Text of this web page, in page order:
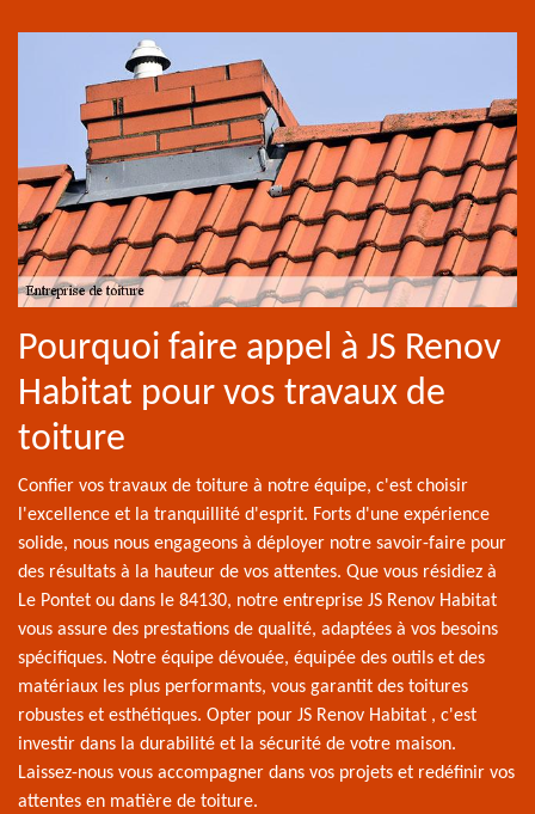
Pourquoi faire appel à JS Renov
Habitat pour vos travaux de
toiture
Confier vos travaux de toiture à notre équipe, c'est choisir
l'excellence et la tranquillité d'esprit. Forts d'une expérience
solide, nous nous engageons à déployer notre savoir-faire pour
des résultats à la hauteur de vos attentes. Que vous résidiez à
Le Pontet ou dans le 84130, notre entreprise JS Renov Habitat
vous assure des prestations de qualité, adaptées à vos besoins
spécifiques. Notre équipe dévouée, équipée des outils et des
matériaux les plus performants, vous garantit des toitures
robustes et esthétiques. Opter pour JS Renov Habitat , c'est
investir dans la durabilité et la sécurité de votre maison.
Laissez-nous vous accompagner dans vos projets et redéfinir vos
attentes en matière de toiture.